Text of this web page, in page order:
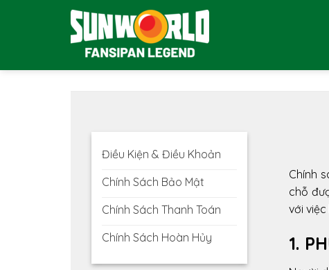
Điều Kiện & Điều Khoản
Chính Sách Bảo Mật
Chính Sách Thanh Toán
Chính Sách Hoàn Hủy
Chính
chỗ
với
1.